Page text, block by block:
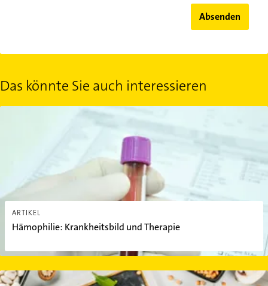
Absenden
Das könnte Sie auch interessieren
ARTIKEL
Hämophilie: Krankheitsbild und Therapie
Hämophilie: Krankheitsbild und Therapie
Wundermittel Protein? Warum der Körper Eiweiße braucht